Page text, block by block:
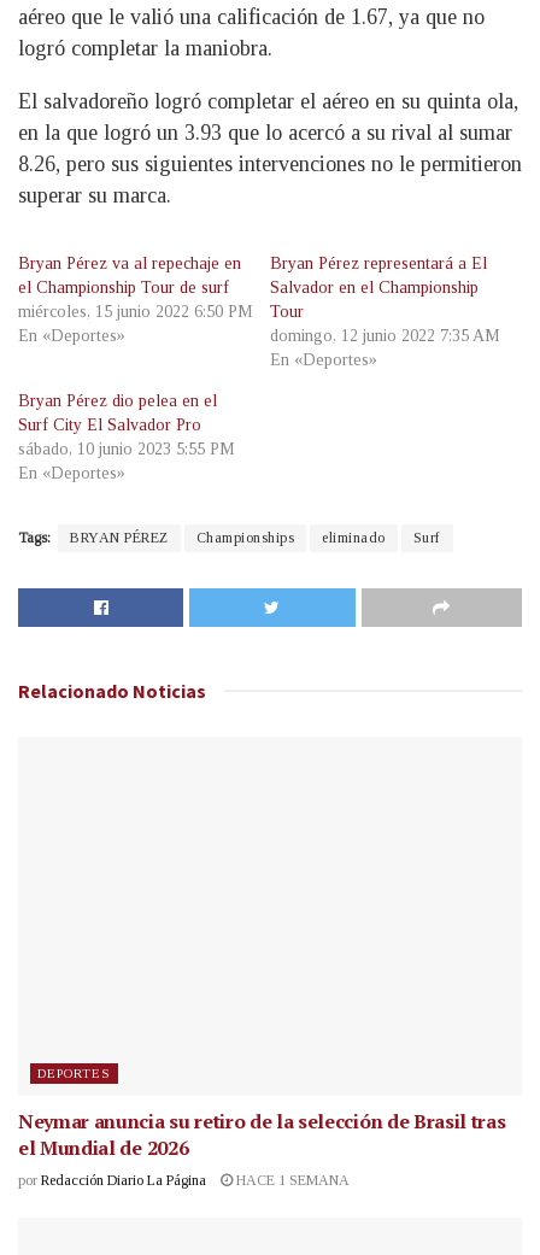
aéreo que le valió una calificación de 1.67, ya que no
logró completar la maniobra.
El salvadoreño logró completar el aéreo en su quinta ola,
en la que logró un 3.93 que lo acercó a su rival al sumar
8.26, pero sus siguientes intervenciones no le permitieron
superar su marca.
Bryan Pérez va al repechaje en
el Championship Tour de surf
miércoles, 15 junio 2022 6:50 PM
En «Deportes»
Bryan Pérez representará a El
Salvador en el Championship
Tour
domingo, 12 junio 2022 7:35 AM
En «Deportes»
Bryan Pérez dio pelea en el
Surf City El Salvador Pro
sábado, 10 junio 2023 5:55 PM
En «Deportes»
Tags: BRYAN PÉREZ Championships eliminado Surf
Relacionado Noticias
DEPORTES
Neymar anuncia su retiro de la selección de Brasil tras
el Mundial de 2026
por Redacción Diario La Página HACE 1 SEMANA